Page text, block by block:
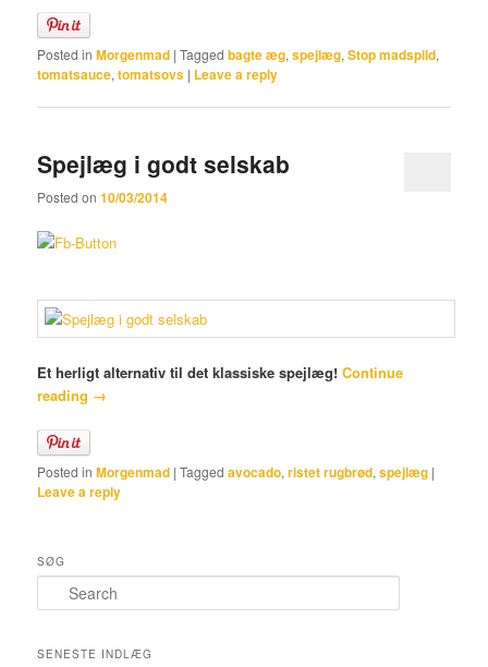
Posted in Morgenmad |Tagged bagte æg,spejlæg,Stop madspild,
tomatsauce,tomatsovs | Leave a reply
Spejlæg i godt selskab
Posted on10/03/2014
Et herligt alternativ til det klassiske spejlæg!Continue
reading →
Posted in Morgenmad |Tagged avocado,ristet rugbrød,spejlæg |
Leave a reply
SØG
Search
SENESTE INDLÆG